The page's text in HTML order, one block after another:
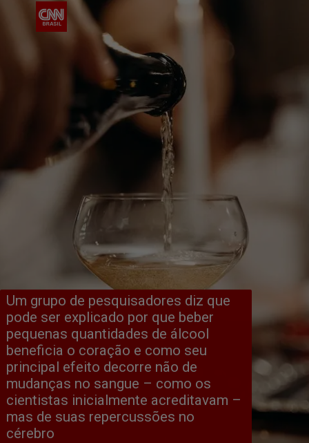
Um grupo de pesquisadores diz que
pode ser explicado por que beber
pequenas quantidades de álcool
beneficia o coração e como seu
principal efeito decorre não de
mudanças no sangue – como os
cientistas inicialmente acreditavam –
mas de suas repercussões no
cérebro